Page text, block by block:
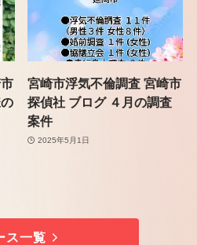
宮崎市浮気不倫調査 宮崎市
探偵社 ブログ ４月の調査
案件
2025年5月1日
ス一覧